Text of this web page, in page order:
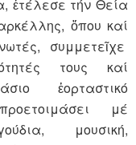
ἐτέλεσε τήν Θεία
ὅπου καί
συμμετεῖχε
τους καί
ἑορταστικό
μέ
μουσική,